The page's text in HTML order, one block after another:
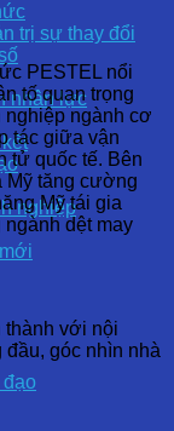
trị sự thay đổi
nhân lực
nghiệp
PESTEL nổi
tố quan trọng
nghiệp ngành cơ
tác giữa vận
tử quốc tế. Bên
Mỹ tăng cường
Mỹ tái gia
dệt may
với nội
góc nhìn nhà